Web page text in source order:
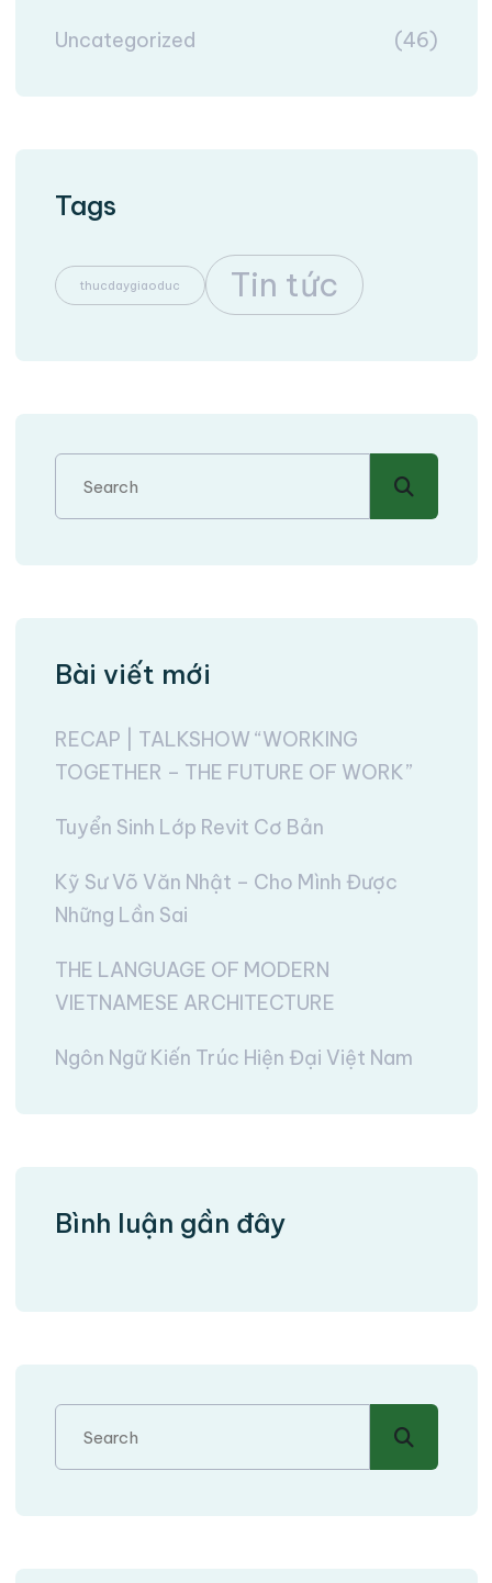
Uncategorized (46)
Tags
thucdaygiaoduc Tin tức
Bài viết mới
RECAP | TALKSHOW “WORKING
TOGETHER – THE FUTURE OF WORK”
Tuyển Sinh Lớp Revit Cơ Bản
Kỹ Sư Võ Văn Nhật – Cho Mình Được
Những Lần Sai
THE LANGUAGE OF MODERN
VIETNAMESE ARCHITECTURE
Ngôn Ngữ Kiến Trúc Hiện Đại Việt Nam
Bình luận gần đây